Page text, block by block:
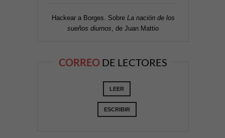
Hackear a Borges. Sobre La nación de los
sueños diurnos , de Juan Mattio
CORREO DE LECTORES
LEER
ESCRIBIR